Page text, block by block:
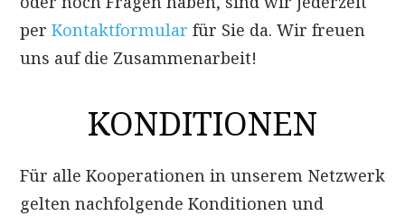
per Kontaktformular für Sie da. Wir freuen
uns auf die Zusammenarbeit!
KONDITIONEN
Für alle Kooperationen in unserem Netzwerk
gelten nachfolgende Konditionen und